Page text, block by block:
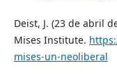
Deist, J. (23 de abril
Mises Institute.
mises-un-neoliberal